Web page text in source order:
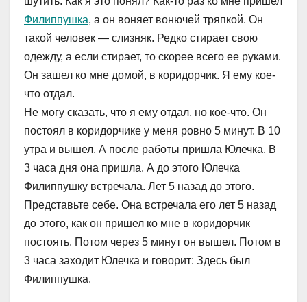
Филиппушка, а он воняет вонючей тряпкой. Он
такой человек — слизняк. Редко стирает свою
одежду, а если стирает, то скорее всего ее руками.
Он зашел ко мне домой, в коридорчик. Я ему кое-
что отдал.
Не могу сказать, что я ему отдал, но кое-что. Он
постоял в коридорчике у меня ровно 5 минут. В 10
утра и вышел. А после работы пришла Юлечка. В
3 часа дня она пришла. А до этого Юлечка
Филиппушку встречала. Лет 5 назад до этого.
Представьте себе. Она встречала его лет 5 назад
до этого, как он пришел ко мне в коридорчик
постоять. Потом через 5 минут он вышел. Потом в
3 часа заходит Юлечка и говорит: Здесь был
Филиппушка.